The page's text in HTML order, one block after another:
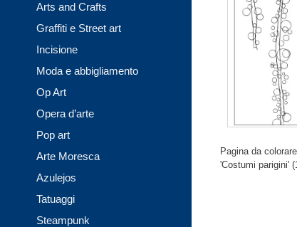
Pagina da
'Costumi parigini'
Arts and Crafts
Graffiti e Street art
Incisione
Moda e abbigliamento
Op Art
Opera d’arte
Pop art
Arte Moresca
Azulejos
Tatuaggi
Steampunk